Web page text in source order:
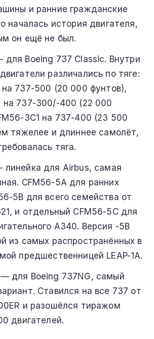
и ранние гражданские
началась история двигателя,
он ещё не был.
для Boeing 737 Classic. Внутри
различались по тяге:
на 737-500 (20 000 фунтов),
на 737-300/-400 (22 000
3C1 на 737-400 (23 500
тяжелее и длиннее самолёт,
тяга.
линейка для Airbus, самая
CFM56-5A для ранних
5B для всего семейства от
и отдельный CFM56-5C для
A340. Версия -5B
из самых распространённых в
предшественницей LEAP-1A.
— для Boeing 737NG, самый
Ставился на все 737 от
и разошёлся тиражом
двигателей.